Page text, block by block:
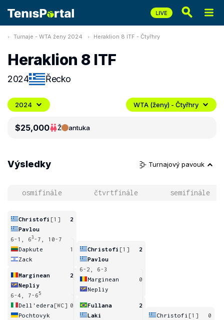
Turnaje - WTA ženy 2024 Heraklion 8 ITF - Čtyřhry
Heraklion 8 ITF
2024 Řecko
2024 WTA (ženy) - Čtyřhry
$25,000 Ž antuka
Výsledky Turnajový pavouk
osmifinále čtvrtfinále semifinále
Christofi [1]
2
Pavlou
6-1, 63 -7, 10-7
Dapkute
1
Zack
Marginean
2
Nepliy
6-4, 7-6 5
Dell'edera [WC] 0
Pochtovyk
Christofi [1]
2
Pavlou
6-2, 6-3
Marginean
0
Nepliy
Fullana
2
Laki
Christofi [1]
0